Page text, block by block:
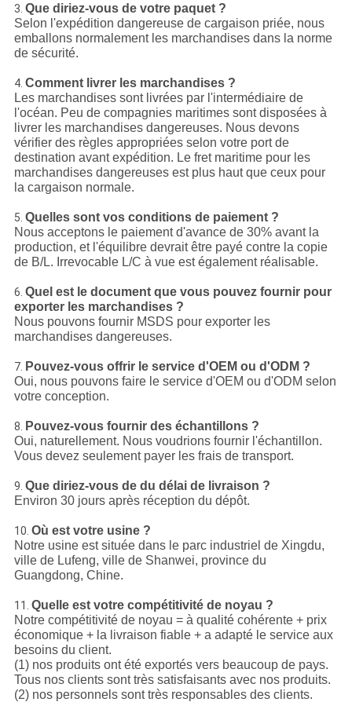
3. Que diriez-vous de votre paquet ?
Selon l'expédition dangereuse de cargaison priée, nous
emballons normalement les marchandises dans la norme
de sécurité.
4. Comment livrer les marchandises ?
Les marchandises sont livrées par l'intermédiaire de
l'océan. Peu de compagnies maritimes sont disposées à
livrer les marchandises dangereuses. Nous devons
vérifier des règles appropriées selon votre port de
destination avant expédition. Le fret maritime pour les
marchandises dangereuses est plus haut que ceux pour
la cargaison normale.
5. Quelles sont vos conditions de paiement ?
Nous acceptons le paiement d'avance de 30% avant la
production, et l'équilibre devrait être payé contre la copie
de B/L. Irrevocable L/C à vue est également réalisable.
6. Quel est le document que vous pouvez fournir pour
exporter les marchandises ?
Nous pouvons fournir MSDS pour exporter les
marchandises dangereuses.
7. Pouvez-vous offrir le service d'OEM ou d'ODM ?
Oui, nous pouvons faire le service d'OEM ou d'ODM selon
votre conception.
8.
Pouvez-vous fournir des échantillons ?
Oui, naturellement. Nous voudrions fournir l'échantillon.
Vous devez seulement payer les frais de transport.
9. Que diriez-vous de du délai de livraison ?
Environ 30 jours après réception du dépôt.
10. Où est votre usine ?
Notre usine est située dans le parc industriel de Xingdu,
ville de Lufeng, ville de Shanwei, province du
Guangdong, Chine.
11. Quelle est votre compétitivité de noyau ?
Notre compétitivité de noyau = à qualité cohérente + prix
économique + la livraison fiable + a adapté le service aux
besoins du client.
(1) nos produits ont été exportés vers beaucoup de pays.
Tous nos clients sont très satisfaisants avec nos produits.
(2) nos personnels sont très responsables des clients.